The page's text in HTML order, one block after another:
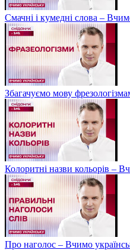
Смачні і кумедні слова –
Збагачуємо мову
Колоритні назви кольорів –
Про наголос – Вчимо